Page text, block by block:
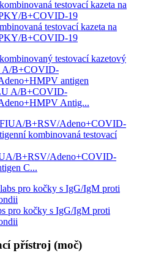
testovací kazeta na
B+COVID-19
A/B+COVID-
Antig...
B+RSV/Adeno+COVID-
C...
pro kočky s IgG/IgM proti
přístroj (moč)